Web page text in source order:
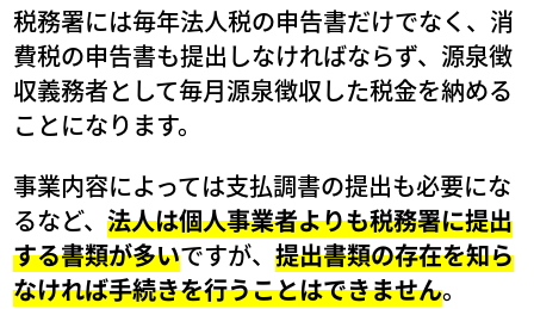
税務署には毎年法人税の申告書だけでなく、消
費税の申告書も提出しなければならず、源泉徴
収義務者として毎月源泉徴収した税金を納める
ことになります。
事業内容によっては支払調書の提出も必要にな
るなど、法人は個人事業者よりも税務署に提出
する書類が多いですが、提出書類の存在を知ら
なければ手続きを行うことはできません。